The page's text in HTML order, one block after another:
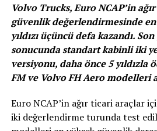
modelleri arasında yer alan
derin, doğrusal tork düzeyleri ile
yüksek güç üreten 847 cc, 3
Dövme pistonlara ve ofset
ve hafif motor, iki tekerlek
coşku katıyor.
Volvo Trucks, Euro NCAP’in
güvenlik değerlendirmesinde
yıldızı üçüncü defa kazandı.
sonucunda standart kabinli iki
versiyonu, daha önce 5
FM ve Volvo FH Aero modelleri
Euro NCAP’in ağır ticari araçlar
iki değerlendirme turunda test